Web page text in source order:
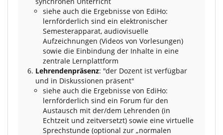
siehe auch die Ergebnisse von EdiHo:
lernförderlich sind ein elektronischer
Semesterapparat, audiovisuelle
Aufzeichnungen (Videos von Vorlesungen)
sowie die Einbindung der Inhalte in eine
zentrale Lernplattform
Lehrendenpräsenz: "der Dozent ist verfügbar
und in Diskussionen präsent"
siehe auch die Ergebnisse von EdiHo:
lernförderlich sind ein Forum für den
Austausch mit der/dem Lehrenden (in
Echtzeit und zeitversetzt) sowie eine virtuelle
Sprechstunde (optional zur „normalen